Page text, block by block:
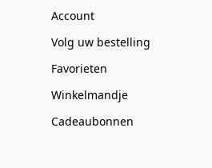
Account
Volg uw bestelling
Favorieten
Winkelmandje
Cadeaubonnen